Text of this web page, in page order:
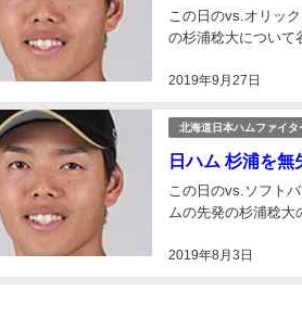
2019年9月27日
この日のvs.オリッ
の杉浦稔大について
北海道日本ハムファイタ
日ハム 杉浦を
2019年8月3日
この日のvs.ソフト
ムの先発の杉浦稔大